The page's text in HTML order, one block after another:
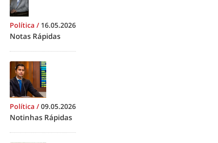
Política / 16.05.2026
Notas Rápidas
Política /09.05.2026
Notinhas Rápidas